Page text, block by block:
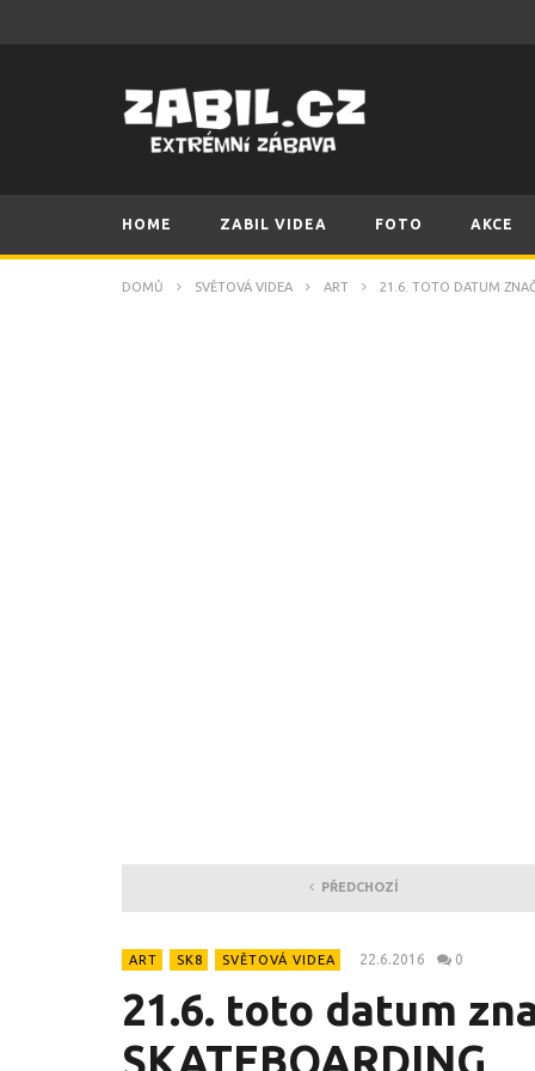
HOME ZABIL VIDEA FOTO AKCE
DOMŮ SVĚTOVÁ VIDEA ART 21.6. TOTO DATUM
PŘEDCHOZÍ
ART SK8 SVĚTOVÁ VIDEA 22.6.2016 0
21.6. toto datum
SKATEBOARDING